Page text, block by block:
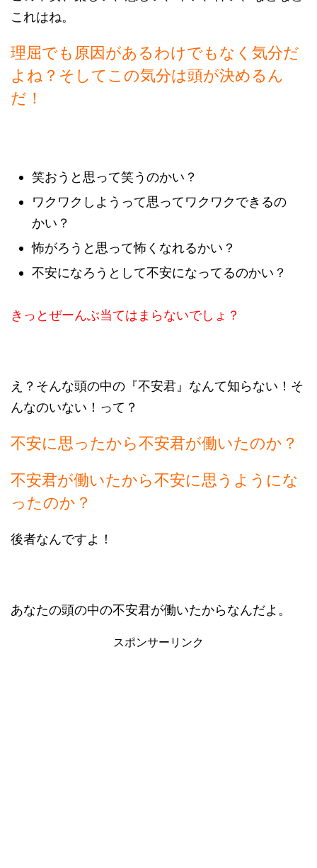
これはね。
理屈でも原因があるわけでもなく気分だ
よね？そしてこの気分は頭が決めるん
だ！
笑おうと思って笑うのかい？
ワクワクしようって思ってワクワクできるの
かい？
怖がろうと思って怖くなれるかい？
不安になろうとして不安になってるのかい？
きっとぜーんぶ当てはまらないでしょ？
え？そんな頭の中の『不安君』なんて知らない！そ
んなのいない！って？
不安に思ったから不安君が働いたのか？
不安君が働いたから不安に思うようにな
ったのか？
後者なんですよ！
あなたの頭の中の不安君が働いたからなんだよ。
スポンサーリンク